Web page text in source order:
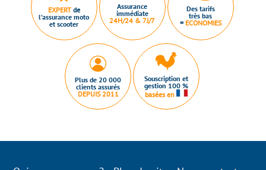
EXPERTde
l’assurance moto
et scooter
Assurance
immédiate
24H/24 & 7J/7
Des tarifs
très bas
= ECONOMIES
Plus de 20 000
clients assurés
DEPUIS 2011
Souscription et
gestion 100 %
basées en